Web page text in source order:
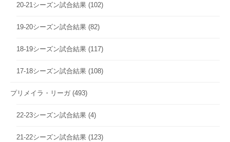
20-21シーズン試合結果 (102)
19-20シーズン試合結果 (82)
18-19シーズン試合結果 (117)
17-18シーズン試合結果 (108)
プリメイラ・リーガ (493)
22-23シーズン試合結果 (4)
21-22シーズン試合結果 (123)